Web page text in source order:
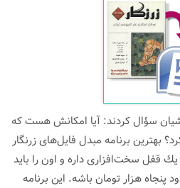
سؤال كردند: آیا امکانش هست که
بهترین برنامه مبدل فایل‌های زرنگار
قفل سخت‌افزاری داره و اون را باید
هزار تومان باشه. این برنامه